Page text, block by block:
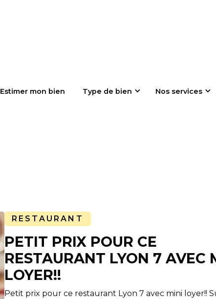
Estimer mon bien Type de bien Nos services
RESTAURANT
PETIT PRIX POUR CE
RESTAURANT LYON 7 AVEC
LOYER!!
Petit prix pour ce restaurant Lyon 7 avec mini loyer!!